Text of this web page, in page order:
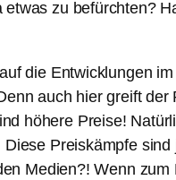
zu befürchten?
die Entwicklungen im
auch hier greift der
höhere Preise!
Preiskämpfe sind
Medien?! Wenn zum